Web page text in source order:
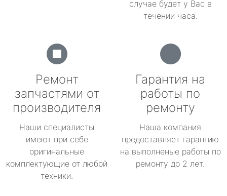
случае будет у Вас в
течении часа.
Ремонт
запчастями от
производителя
Наши специалисты
имеют при себе
оригинальные
комплектующие от любой
техники.
Гарантия на
работы по
ремонту
Наша компания
предоставляет гарантию
на выполненые работы по
ремонту до 2 лет.